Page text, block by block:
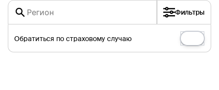
Фильтры
Обратиться по страховому случаю